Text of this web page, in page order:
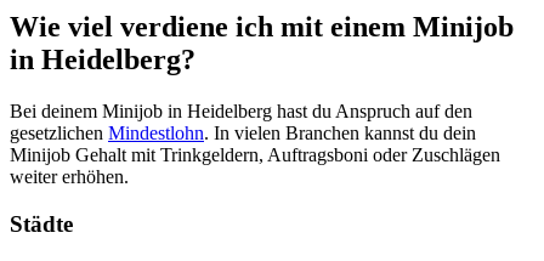
Wie viel verdiene ich mit einem Minijob
in Heidelberg?
Bei deinem Minijob in Heidelberg hast du Anspruch auf den
gesetzlichen Mindestlohn. In vielen Branchen kannst du dein
Minijob Gehalt mit Trinkgeldern, Auftragsboni oder Zuschlägen
weiter erhöhen.
Städte